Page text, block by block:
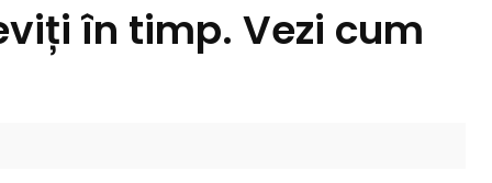
în timp. Vezi cum